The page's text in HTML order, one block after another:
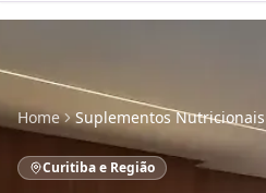
Home Suplementos Nutricionais
Curitiba e Região